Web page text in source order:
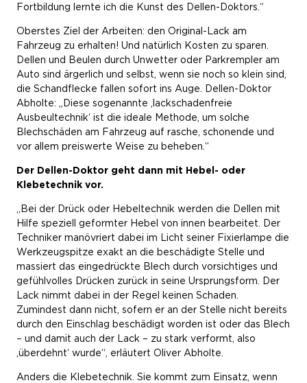
Fortbildung lernte ich die Kunst des Dellen-Doktors.“
Oberstes Ziel der Arbeiten: den Original-Lack am
Fahrzeug zu erhalten! Und natürlich Kosten zu sparen.
Dellen und Beulen durch Unwetter oder Parkrempler am
Auto sind ärgerlich und selbst, wenn sie noch so klein sind,
die Schandflecke fallen sofort ins Auge. Dellen-Doktor
Abholte: „Diese sogenannte ,lackschadenfreie
Ausbeultechnik‘ ist die ideale Methode, um solche
Blechschäden am Fahrzeug auf rasche, schonende und
vor allem preiswerte Weise zu beheben.“
Der Dellen-Doktor geht dann mit Hebel- oder
Klebetechnik vor.
„Bei der Drück oder Hebeltechnik werden die Dellen mit
Hilfe speziell geformter Hebel von innen bearbeitet. Der
Techniker manövriert dabei im Licht seiner Fixierlampe die
Werkzeugspitze exakt an die beschädigte Stelle und
massiert das eingedrückte Blech durch vorsichtiges und
gefühlvolles Drücken zurück in seine Ursprungsform. Der
Lack nimmt dabei in der Regel keinen Schaden.
Zumindest dann nicht, sofern er an der Stelle nicht bereits
durch den Einschlag beschädigt worden ist oder das Blech
– und damit auch der Lack – zu stark verformt, also
‚überdehnt‘ wurde“, erläutert Oliver Abholte.
Anders die Klebetechnik. Sie kommt zum Einsatz, wenn